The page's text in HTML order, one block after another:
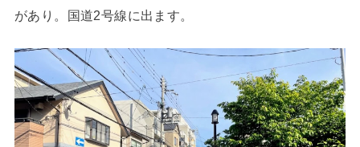
があり。国道2号線に出ます。